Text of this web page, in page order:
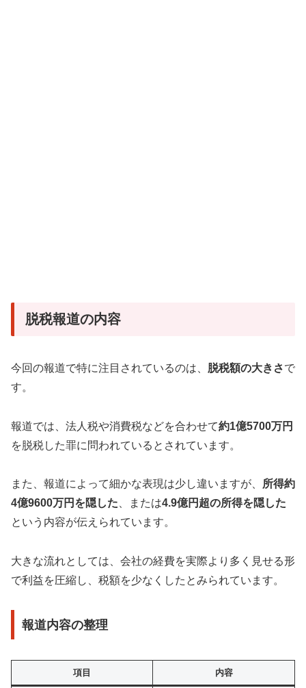
脱税報道の内容
今回の報道で特に注目されているのは、 脱税額の大きさで
す。
報道では、法人税や消費税などを合わせて約1億5700万円
を脱税した罪に問われているとされています。
また、報道によって細かな表現は少し違いますが、
所得約
4億9600万円を隠した 、または4.9億円超の所得を隠した
という内容が伝えられています。
大きな流れとしては、会社の経費を実際より多く見せる形
で利益を圧縮し、税額を少なくしたとみられています。
報道内容の整理
項目 内容